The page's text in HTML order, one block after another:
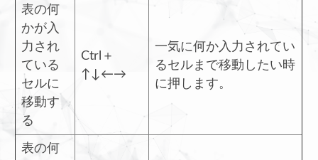
表の何
かが入
力され
ている
セルに
移動す
る
Ctrl＋
↑↓←→
一気に何か入力されてい
るセルまで移動したい時
に押します。
表の何